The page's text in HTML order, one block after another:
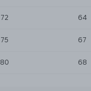
72 64
75 67
80 68